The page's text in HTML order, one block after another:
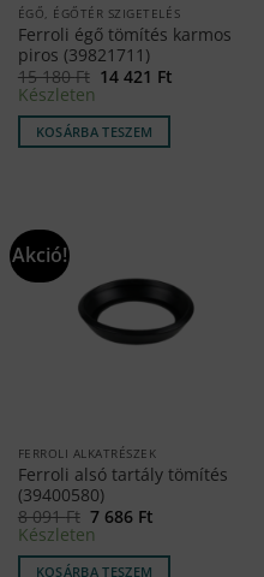
ÉGŐ, ÉGŐTÉR SZIGETELÉS
Ferroli égő tömítés karmos
piros (39821711)
15 180Ft Original
15
180 Ft.
14 421 FtCurrent
Készleten
KOSÁRBA TESZEM
Akció!
FERROLI ALKATRÉSZEK
Ferroli alsó tartály tömítés
(39400580)
8 091Ft Original
price
was:
8
7 686 FtCurrent
7
Készleten
KOSÁRBA TESZEM